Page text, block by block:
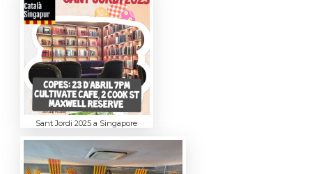
Sant Jordi 2025 a Singapore